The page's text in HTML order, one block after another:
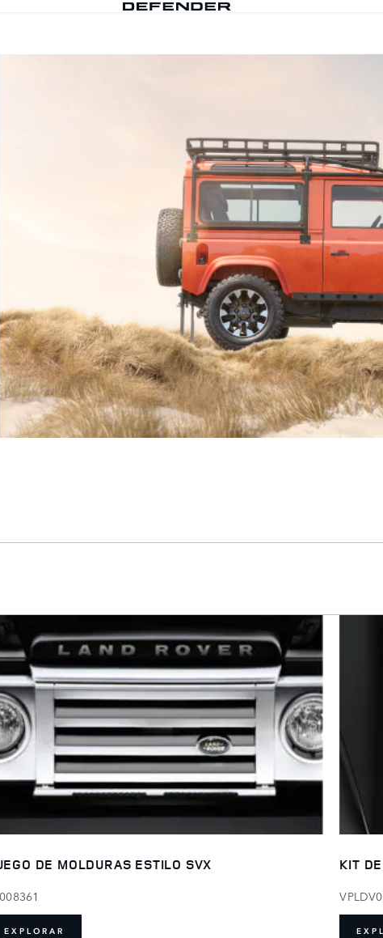
DE MOLDURAS ESTILO SVX
EXPLORAR
KIT